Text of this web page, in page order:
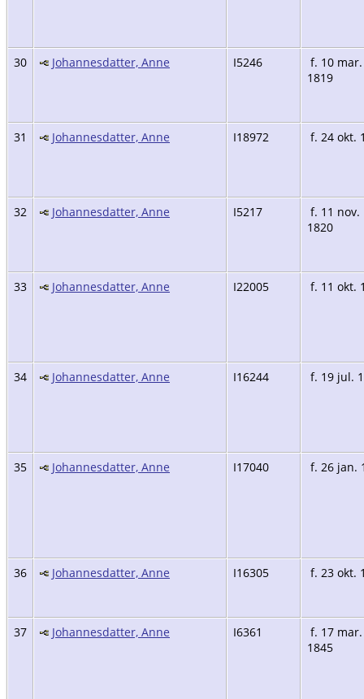
30 Johannesdatter, Anne I5246
f. 10 mar.
1819
31 Johannesdatter, Anne I18972 f. 24 okt.
32 Johannesdatter, Anne I5217
f. 11 nov.
1820
33 Johannesdatter, Anne I22005 f. 11 okt.
34 Johannesdatter, Anne I16244 f. 19 jul.
35 Johannesdatter, Anne I17040 f. 26 jan.
36 Johannesdatter, Anne I16305 f. 23 okt.
37 Johannesdatter, Anne I6361
f. 17 mar.
1845